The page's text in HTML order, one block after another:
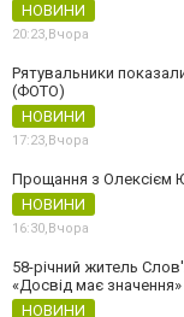
НОВИНИ
20:23,Вчора
Рятувальники
(ФОТО)
НОВИНИ
17:23,Вчора
Прощання з Олексієм
НОВИНИ
16:30,Вчора
58-річний житель
«Досвід має значення»
НОВИНИ